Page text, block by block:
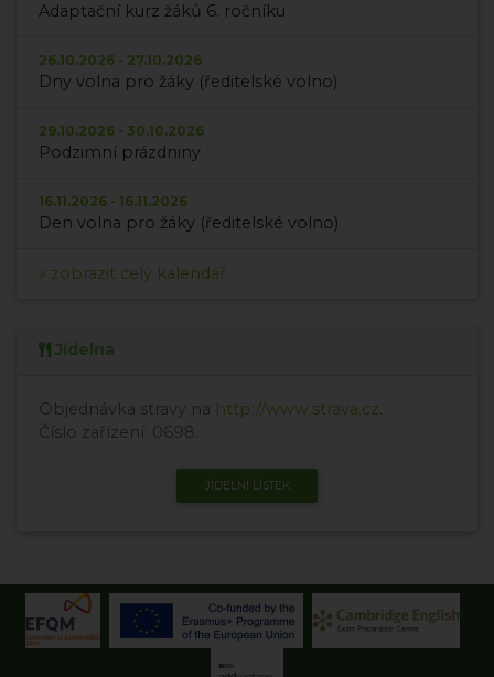
Adaptační kurz žáků 6. ročníku
26.10.2026 - 27.10.2026
Dny volna pro žáky (ředitelské volno)
29.10.2026 - 30.10.2026
Podzimní prázdniny
16.11.2026 - 16.11.2026
Den volna pro žáky (ředitelské volno)
» zobrazit celý kalendář
Jídelna
Objednávka stravy na http://www.strava.cz
Číslo zařízení: 0698.
JÍDELNÍ LÍSTEK